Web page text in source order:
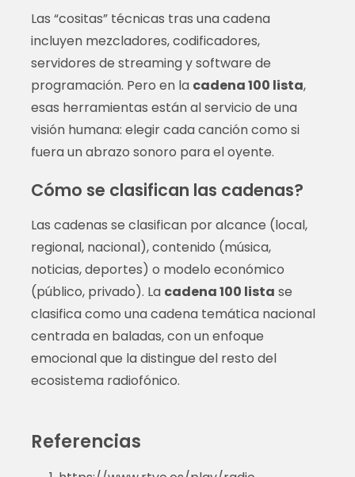
Las “cositas” técnicas tras una cadena
incluyen mezcladores, codificadores,
servidores de streaming y software de
programación. Pero en la cadena 100 lista,
esas herramientas están al servicio de una
visión humana: elegir cada canción como si
fuera un abrazo sonoro para el oyente.
Cómo se clasifican las cadenas?
Las cadenas se clasifican por alcance (local,
regional, nacional), contenido (música,
noticias, deportes) o modelo económico
(público, privado). La cadena 100 lista se
clasifica como una cadena temática nacional
centrada en baladas, con un enfoque
emocional que la distingue del resto del
ecosistema radiofónico.
Referencias